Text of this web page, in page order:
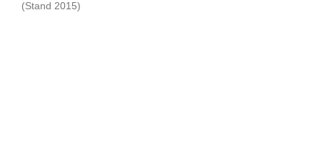
(Stand 2015)